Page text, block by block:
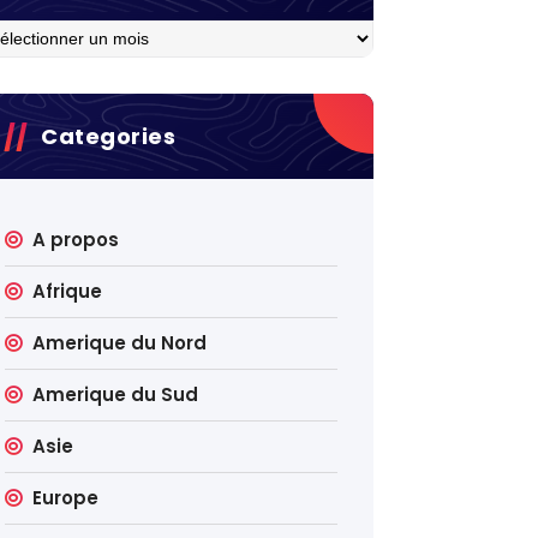
Categories
A propos
Afrique
Amerique du Nord
Amerique du Sud
Asie
Europe